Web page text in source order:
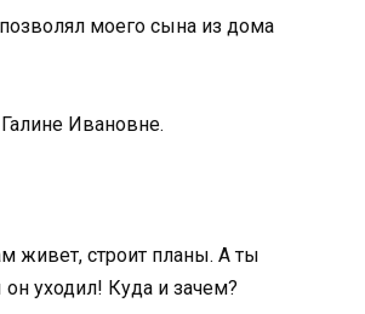
моего сына из дома
Ивановне.
живет, строит планы. А ты
уходил! Куда и зачем?